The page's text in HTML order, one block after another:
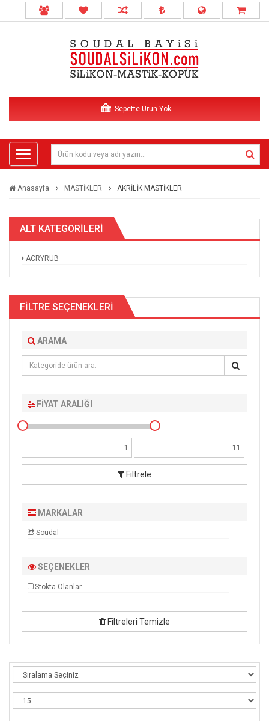
Sepette Ürün Yok
Anasayfa MASTİKLER AKRİLİK MASTİKLER
ALT KATEGORİLERİ
ACRYRUB
FİLTRE SEÇENEKLERİ
ARAMA
FİYAT ARALIĞI
Filtrele
MARKALAR
Soudal
SEÇENEKLER
Stokta Olanlar
Filtreleri Temizle